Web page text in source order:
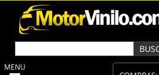
MENU